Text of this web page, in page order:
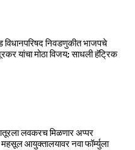
विधानपरिषद निवडणुकीत भाजपचे
यांचा मोठा विजय; साधली हॅट्रिक
लवकरच मिळणार अप्पर
आयुक्तालयावर नवा फॉर्म्युला